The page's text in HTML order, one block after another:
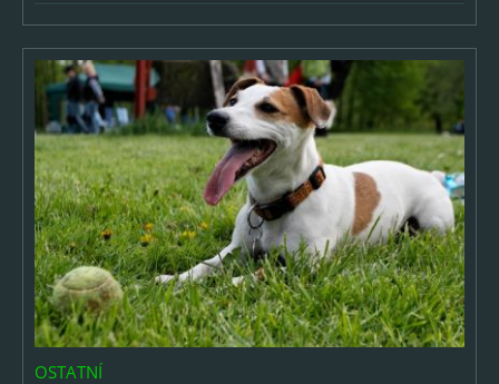
2026
2025
2024
2023
2022
2021
2020
2019
OSTATNÍ